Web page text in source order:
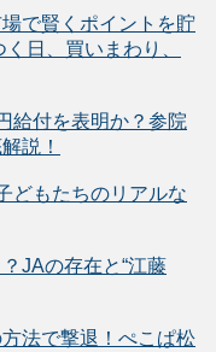
で賢くポイントを貯
日、買いまわり、
給付を表明か？参院
説！
どもたちのリアルな
JAの存在と“江藤
法で撃退！ぺこぱ松